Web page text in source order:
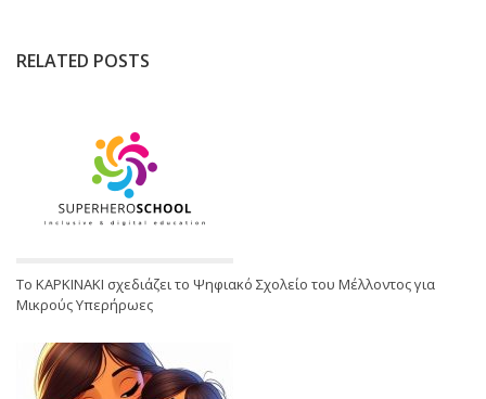
RELATED POSTS
Το ΚΑΡΚΙΝΑΚΙ σχεδιάζει το Ψηφιακό Σχολείο του Μέλλοντος για
Μικρούς Υπερήρωες